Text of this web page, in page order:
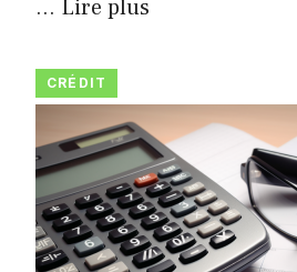
… Lire plus
CRÉDIT